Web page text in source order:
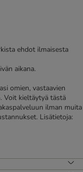
ehdot ilmaisesta
aikana.
omien, vastaavien
Voit kieltäytyä tästä
ilman muita
Lisätietoja: